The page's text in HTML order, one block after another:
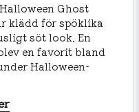
Ghost
klädd för spöklika
söt look. En
en favorit bland
Halloween-